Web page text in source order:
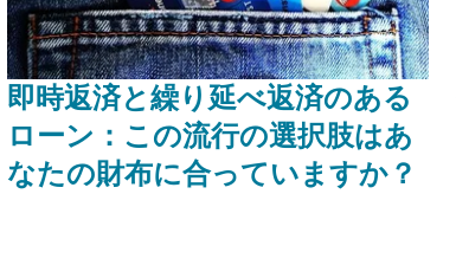
即時返済と繰り延べ返済のある
ローン：この流行の選択肢はあ
なたの財布に合っていますか？